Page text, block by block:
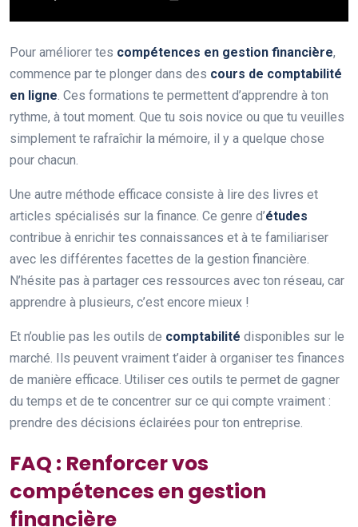
Pour améliorer tes compétences en gestion financière,
commence par te plonger dans des cours de comptabilité
en ligne. Ces formations te permettent d’apprendre à ton
rythme, à tout moment. Que tu sois novice ou que tu veuilles
simplement te rafraîchir la mémoire, il y a quelque chose
pour chacun.
Une autre méthode efficace consiste à lire des livres et
articles spécialisés sur la finance. Ce genre d’études
contribue à enrichir tes connaissances et à te familiariser
avec les différentes facettes de la gestion financière.
N’hésite pas à partager ces ressources avec ton réseau, car
apprendre à plusieurs, c’est encore mieux !
Et n’oublie pas les outils de comptabilité disponibles sur le
marché. Ils peuvent vraiment t’aider à organiser tes finances
de manière efficace. Utiliser ces outils te permet de gagner
du temps et de te concentrer sur ce qui compte vraiment :
prendre des décisions éclairées pour ton entreprise.
FAQ : Renforcer vos
compétences en gestion
financière